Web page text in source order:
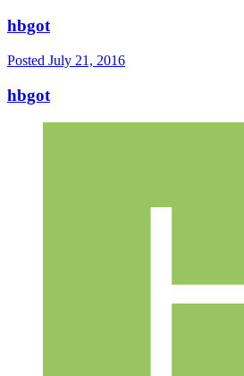
hbgot
Posted July 21, 2016
hbgot